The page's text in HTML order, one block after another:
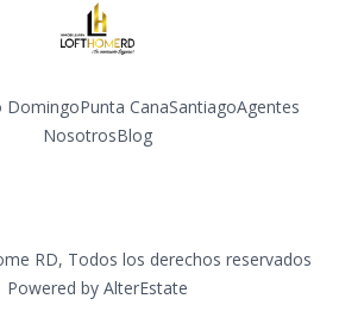
DomingoPunta CanaSantiagoAgentes
NosotrosBlog
RD, Todos los derechos reservados
Powered by AlterEstate